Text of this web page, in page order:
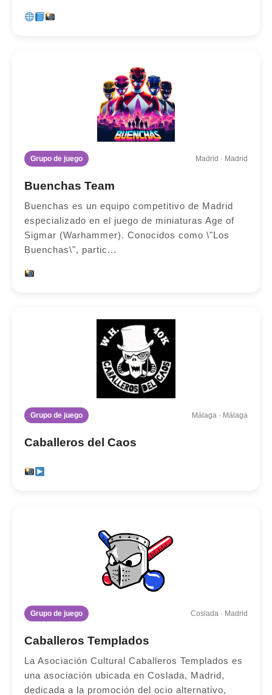
Grupo de juego Madrid · Madrid
Buenchas Team
Buenchas es un equipo competitivo de Madrid
especializado en el juego de miniaturas Age of
Sigmar (Warhammer). Conocidos como \"Los
Buenchas\", partic...
Grupo de juego Málaga · Málaga
Caballeros del Caos
Grupo de juego Coslada · Madrid
Caballeros Templados
La Asociación Cultural Caballeros Templados es
una asociación ubicada en Coslada, Madrid,
dedicada a la promoción del ocio alternativo,